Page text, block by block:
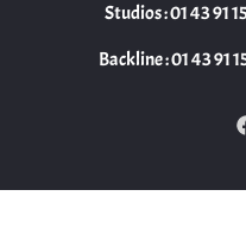
Studios : 01 43 91
Backline : 01 43 91